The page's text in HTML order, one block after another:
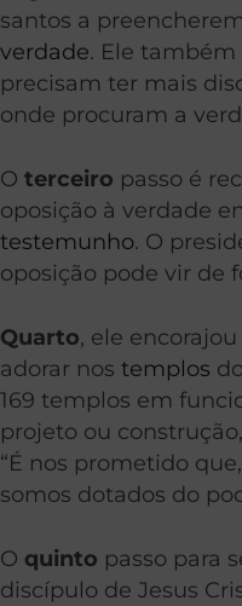
santos a
verdade. Ele também
precisam ter mais
onde procuram a
O terceiro passo é
oposição à verdade
testemunho. O
oposição pode vir de
Quarto, ele
adorar nos templos
169 templos em
projeto ou
“É nos prometido
somos dotados do
O quinto passo para
discípulo de Jesus